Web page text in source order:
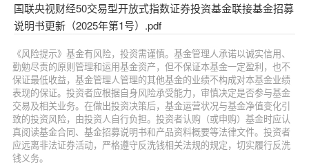
国联央视财经50交易型开放式指数证券投资基金联接基金招募
说明书更新（2025年第1号）.pdf
《风险提示》基金有风险，投资需谨慎。基金管理人承诺以诚实信用、
勤勉尽责的原则管理和运用基金资产，但不保证本基金一定盈利，也不
保证最低收益，基金管理人管理的其他基金的业绩不构成对本基金业绩
表现的保证。投资者应根据自身风险承受能力，审慎决定是否参与基金
交易及相关业务。在做出投资决策后，基金运营状况与基金净值变化引
致的投资风险，由投资人自行负担。投资者认购（或申购）基金时应认
真阅读基金合同、基金招募说明书和产品资料概要等法律文件。投资者
应远离非法证券活动，严格遵守反洗钱相关法规的规定，切实履行反洗
钱义务。